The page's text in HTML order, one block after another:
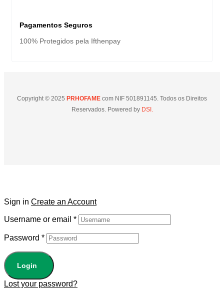
Pagamentos Seguros
100% Protegidos pela Ifthenpay
Copyright © 2025 PRHOFAME com NIF 501891145. Todos os Direitos
Reservados. Powered byDSI.
Sign in Create an Account
Username or email *
Password *
Login
Lost your password?